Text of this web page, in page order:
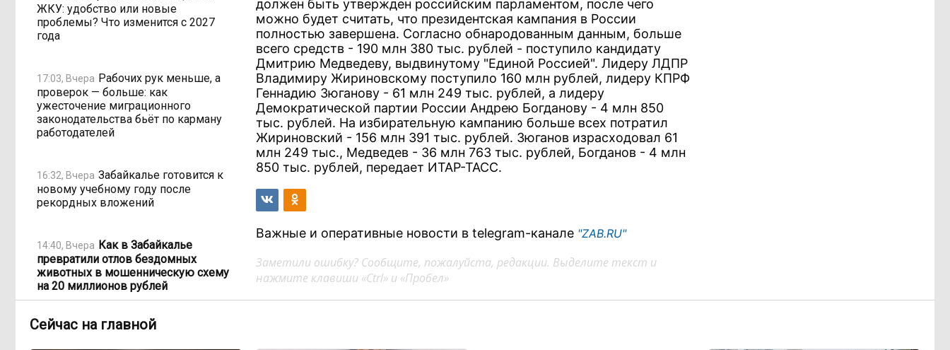
ЖКУ: удобство или новые
проблемы? Что изменится с 2027
года
17:03, Вчера Рабочих рук меньше, а
проверок — больше: как
ужесточение миграционного
законодательства бьёт по карману
работодателей
16:32, Вчера Забайкалье готовится к
новому учебному году после
рекордных вложений
14:40, Вчера Как в Забайкалье
превратили отлов бездомных
животных в мошенническую схему
на 20 миллионов рублей
14:01, Вчера
В Забайкалье продлили
должен быть утвержден российским парламентом, после чего
можно будет считать, что президентская кампания в России
полностью завершена. Согласно обнародованным данным, больше
всего средств - 190 млн 380 тыс. рублей - поступило кандидату
Дмитрию Медведеву, выдвинутому "Единой Россией". Лидеру ЛДПР
Владимиру Жириновскому поступило 160 млн рублей, лидеру КПРФ
Геннадию Зюганову - 61 млн 249 тыс. рублей, а лидеру
Демократической партии России Андрею Богданову - 4 млн 850
тыс. рублей. На избирательную кампанию больше всех потратил
Жириновский - 156 млн 391 тыс. рублей. Зюганов израсходовал 61
млн 249 тыс., Медведев - 36 млн 763 тыс. рублей, Богданов - 4 млн
850 тыс. рублей, передает ИТАР-ТАСС.
Важные и оперативные новости в telegram-канале "ZAB.RU"
Заметили ошибку? Сообщите, пожалуйста, редакции. Выделите текст и
нажмите клавиши «Ctrl» и «Пробел»
Сейчас на главной